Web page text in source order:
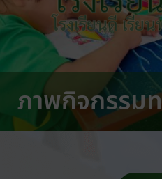
โรงเรียนดี เรีย
ภาพกิจกรรม